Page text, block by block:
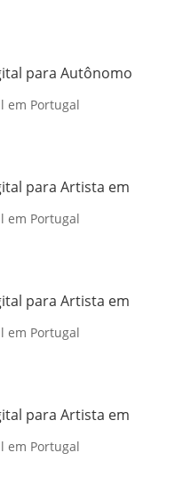
para Autônomo
em Portugal
para Artista em
em Portugal
para Artista em
em Portugal
para Artista em
em Portugal